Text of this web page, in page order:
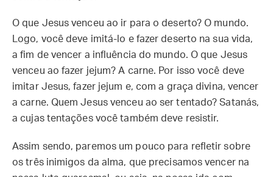
O que Jesus venceu ao ir para o deserto? O mundo.
Logo, você deve imitá-lo e fazer deserto na sua vida,
a fim de vencer a influência do mundo. O que Jesus
venceu ao fazer jejum? A carne. Por isso você deve
imitar Jesus, fazer jejum e, com a graça divina, vencer
a carne. Quem Jesus venceu ao ser tentado? Satanás,
a cujas tentações você também deve resistir.
Assim sendo, paremos um pouco para refletir sobre
os três inimigos da alma, que precisamos vencer na